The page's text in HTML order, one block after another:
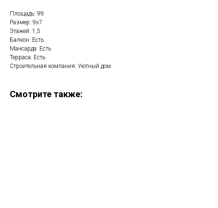
Площадь: 99
Размер: 9х7
Этажей: 1,5
Балкон: Есть
Мансарда: Есть
Терраса: Есть
Строительная компания: Уютный дом
Смотрите также: